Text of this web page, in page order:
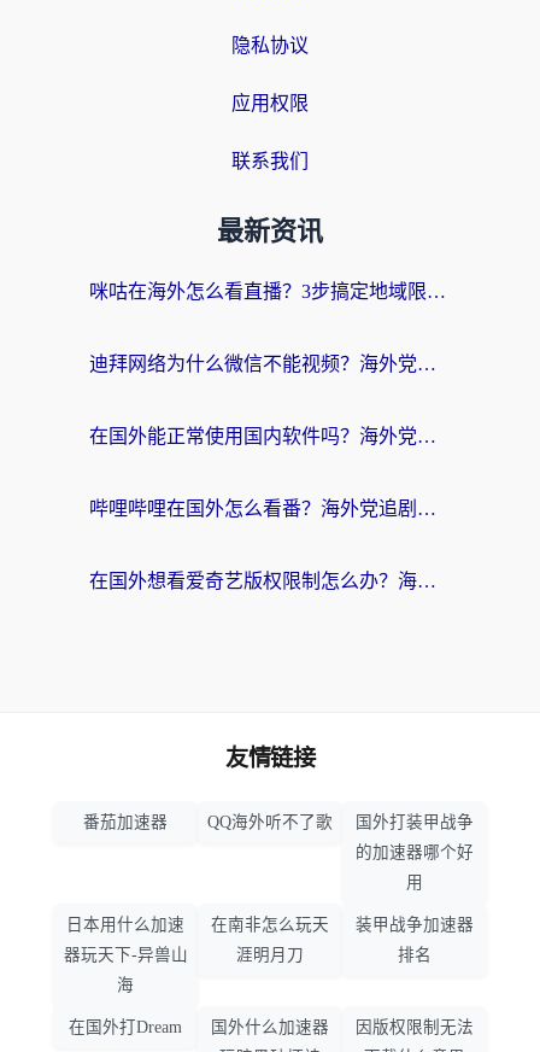
隐私协议
应用权限
联系我们
最新资讯
咪咕在海外怎么看直播？3步搞定地域限制，还能畅看腾讯视频与国内热剧
迪拜网络为什么微信不能视频？海外党必看的回国加速全攻略
在国外能正常使用国内软件吗？海外党亲测有效的无缝访问指南
哔哩哔哩在国外怎么看番？海外党追剧看片的终极解决方案
在国外想看爱奇艺版权限制怎么办？海外华人必看的追剧自由指南
友情链接
番茄加速器 QQ海外听不了歌
国外打装甲战争
的加速器哪个好
用
日本用什么加速
器玩天下-异兽山
海
在南非怎么玩天
涯明月刀
装甲战争加速器
排名
在国外打Dream
国外什么加速器
因版权限制无法